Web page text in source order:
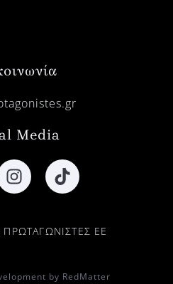
Media
ΠΡΩΤΑΓΩΝΙΣΤΕΣ ΕΕ
by RedMatter